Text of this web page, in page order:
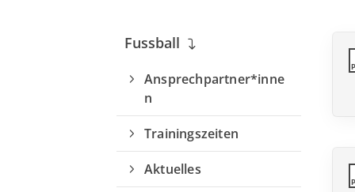
Fussball
Ansprechpartner*inne
n
Trainingszeiten
Aktuelles
Quicklinks